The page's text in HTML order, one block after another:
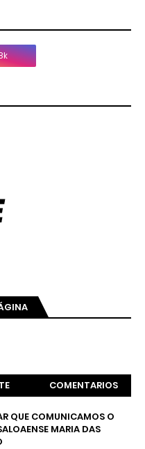
COMENTARIOS
QUE COMUNICAMOS O
MARIA DAS